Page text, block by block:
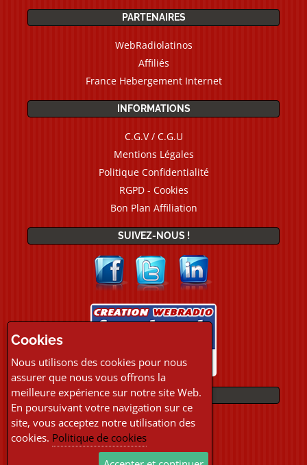
PARTENAIRES
WebRadiolatinos
Affiliés
France Hebergement Internet
INFORMATIONS
C.G.V / C.G.U
Mentions Légales
Politique Confidentialité
RGPD - Cookies
Bon Plan Affiliation
SUIVEZ-NOUS !
PAIEMENTS
Cookies
Nous utilisons des cookies pour nous
assurer que nous vous offrons la
meilleure expérience sur notre site Web.
En poursuivant votre navigation sur ce
site, vous acceptez notre utilisation des
cookies. Politique de cookies